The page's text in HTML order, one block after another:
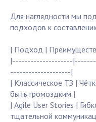
Для наглядности мы
подходов к
| Подход |
|--------------------
--------------------|
| Классическое ТЗ |
быть громоздким |
| Agile User Stories |
тщательной